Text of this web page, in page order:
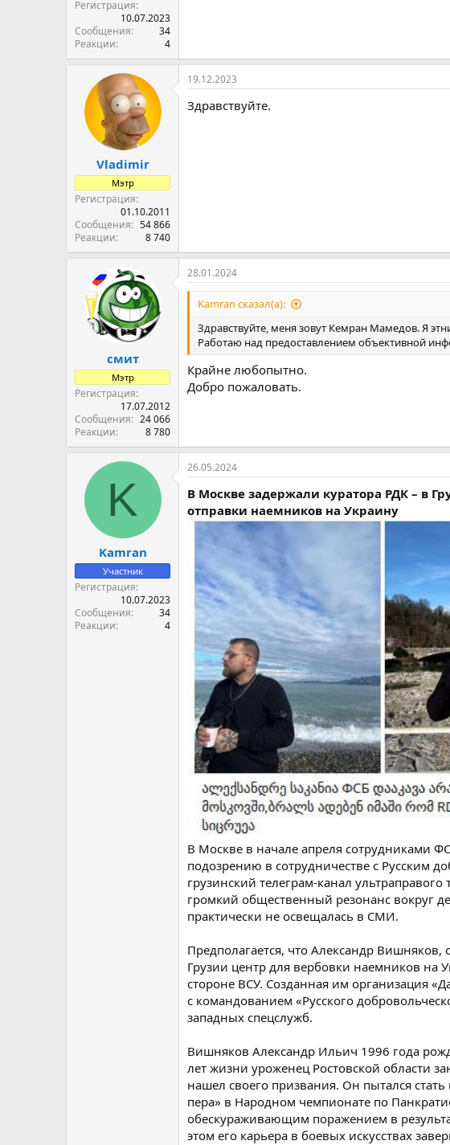
Регистрация
10.07.2023
Сообщения
34
Реакции
4
Vladimir
Мэтр
Регистрация
01.10.2011
Сообщения
54 866
Реакции
8 740
19.12.2023
Здравствуйте.
смит
Мэтр
Регистрация
17.07.2012
Сообщения
24 066
Реакции
8 780
28.01.2024
Kamran сказал(а):
Здравствуйте, меня зовут Кемран Мамедов. Я
Работаю над предоставлением объективной
Крайне любопытно.
Добро пожаловать.
K
Kamran
Участник
Регистрация
10.07.2023
Сообщения
34
Реакции
4
26.05.2024
В Москве задержали куратора РДК – в
отправки наемников на Украину
В Москве в начале апреля сотрудниками
подозрению в сотрудничестве с Русским
грузинский телеграм-канал
громкий общественный резонанс вокруг
практически не освещалась в СМИ.
Предполагается, что Александр
Грузии центр для вербовки наемников на
стороне ВСУ. Созданная им организация
с командованием «Русского
западных спецслужб.
Вишняков Александр Ильич 1996 года
лет жизни уроженец Ростовской области
нашел своего призвания. Он пытался
пера» в Народном чемпионате по
обескураживающим поражением в
этом его карьера в боевых искусствах